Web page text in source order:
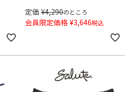
定価 ¥4,290のところ
会員限定価格 ¥3,646税込